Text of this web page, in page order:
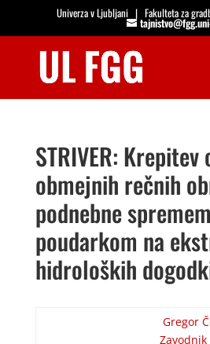
Univerza v Ljubljani |Fakulteta za
STRIVER:
obmejnih rečnih
podnebne
poudarkom na
hidroloških
Gregor
Zavodnik